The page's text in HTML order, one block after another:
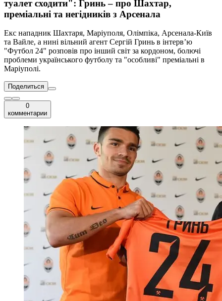
туалет сходити": Гринь – про Шахтар,
преміальні та негідників з Арсенала
Екс нападник Шахтаря, Маріуполя, Олімпіка, Арсенала-Київ
та Вайле, а нині вільний агент Сергій Гринь в інтерв’ю
"Футбол 24" розповів про інший світ за кордоном, болючі
проблеми українського футболу та "особливі" преміальні в
Маріуполі.
Поделиться
0
комментарии